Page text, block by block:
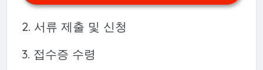
2. 서류 제출 및 신청
3. 접수증 수령